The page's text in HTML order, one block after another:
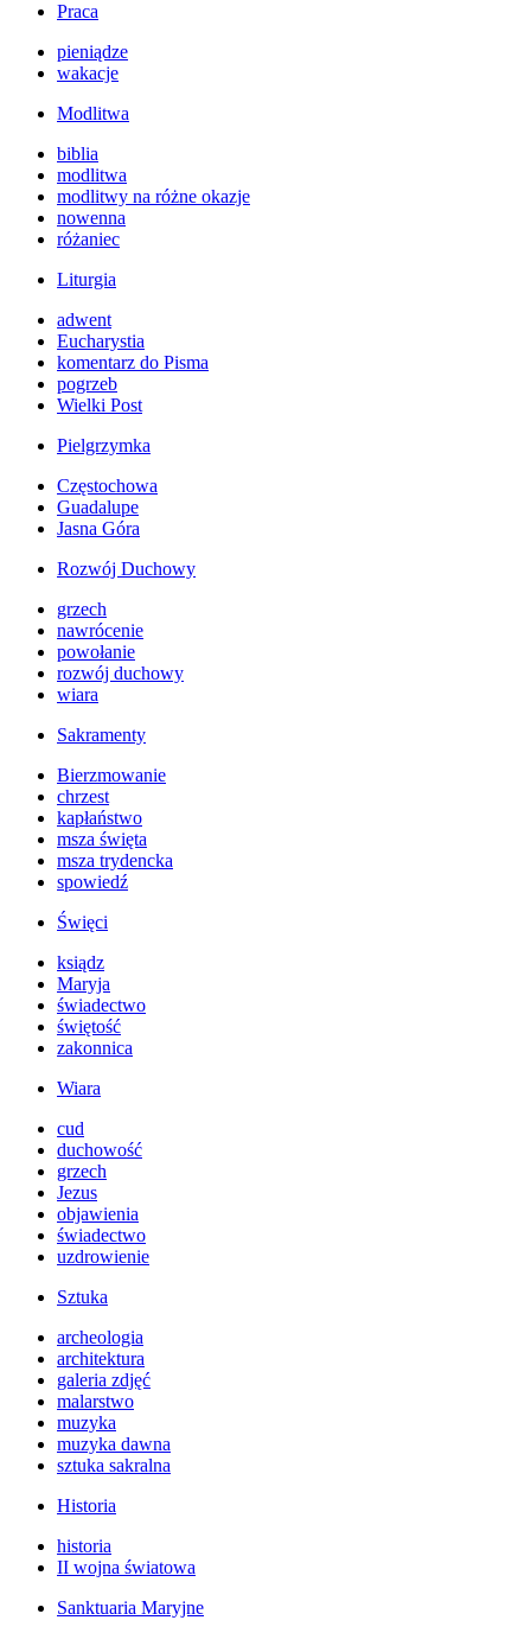
Praca
pieniądze
wakacje
Modlitwa
biblia
modlitwa
modlitwy na różne okazje
nowenna
różaniec
Liturgia
adwent
Eucharystia
komentarz do Pisma
pogrzeb
Wielki Post
Pielgrzymka
Częstochowa
Guadalupe
Jasna Góra
Rozwój Duchowy
grzech
nawrócenie
powołanie
rozwój duchowy
wiara
Sakramenty
Bierzmowanie
chrzest
kapłaństwo
msza święta
msza trydencka
spowiedź
Święci
ksiądz
Maryja
świadectwo
świętość
zakonnica
Wiara
cud
duchowość
grzech
Jezus
objawienia
świadectwo
uzdrowienie
Sztuka
archeologia
architektura
galeria zdjęć
malarstwo
muzyka
muzyka dawna
sztuka sakralna
Historia
historia
II wojna światowa
Sanktuaria Maryjne